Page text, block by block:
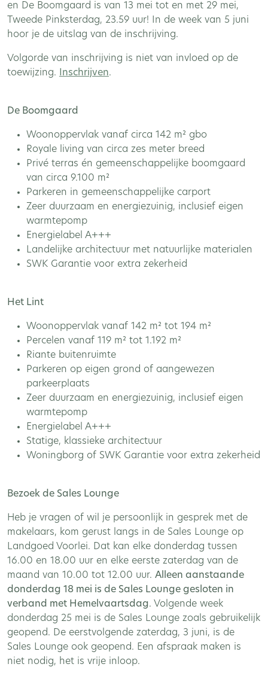
en De Boomgaard is van 13 mei tot en met 29 mei,
Tweede Pinksterdag, 23.59 uur! In de week van 5 juni
hoor je de uitslag van de inschrijving.
Volgorde van inschrijving is niet van invloed op de
toewijzing.
Inschrijven.
De Boomgaard
Woonoppervlak vanaf circa 142 m² gbo
Royale living van circa zes meter breed
Privé terras én gemeenschappelijke boomgaard
van circa 9.100 m²
Parkeren in gemeenschappelijke carport
Zeer duurzaam en energiezuinig, inclusief eigen
warmtepomp
Energielabel A+++
Landelijke architectuur met natuurlijke materialen
SWK Garantie voor extra zekerheid
Het Lint
Woonoppervlak vanaf 142 m² tot 194 m²
Percelen vanaf 119 m² tot 1.192 m²
Riante buitenruimte
Parkeren op eigen grond of aangewezen
parkeerplaats
Zeer duurzaam en energiezuinig, inclusief eigen
warmtepomp
Energielabel A+++
Statige, klassieke architectuur
Woningborg of SWK Garantie voor extra zekerheid
Bezoek de Sales Lounge
Heb je vragen of wil je persoonlijk in gesprek met de
makelaars, kom gerust langs in de Sales Lounge op
Landgoed Voorlei. Dat kan elke donderdag tussen
16.00 en 18.00 uur en elke eerste zaterdag van de
maand van 10.00 tot 12.00 uur. Alleen aanstaande
donderdag 18 mei is de Sales Lounge gesloten in
verband met Hemelvaartsdag. Volgende week
donderdag 25 mei is de Sales Lounge zoals gebruikelijk
geopend. De eerstvolgende zaterdag, 3 juni, is de
Sales Lounge ook geopend. Een afspraak maken is
niet nodig, het is vrije inloop.